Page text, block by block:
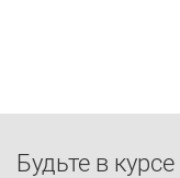
Будьте в курсе